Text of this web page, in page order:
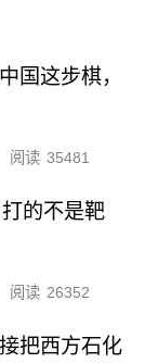
国这步棋，
阅读 35481
的不是靶
阅读 26352
把西方石化